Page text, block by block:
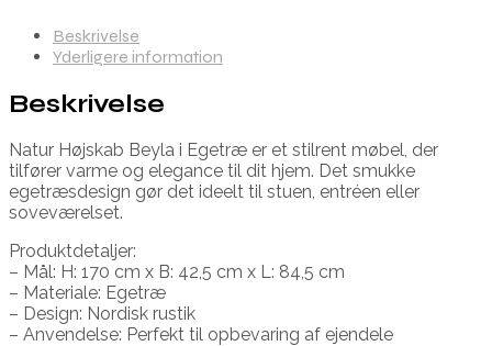
Beskrivelse
Yderligere information
Beskrivelse
Natur Højskab Beyla i Egetræ er et stilrent møbel, der
tilfører varme og elegance til dit hjem. Det smukke
egetræsdesign gør det ideelt til stuen, entréen eller
soveværelset.
Produktdetaljer:
– Mål: H: 170 cm x B: 42,5 cm x L: 84,5 cm
– Materiale: Egetræ
– Design: Nordisk rustik
– Anvendelse: Perfekt til opbevaring af ejendele